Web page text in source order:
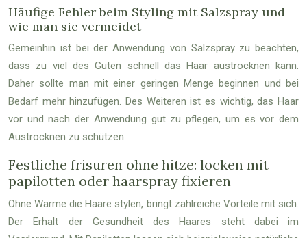
Häufige Fehler beim Styling mit Salzspray und
wie man sie vermeidet
Gemeinhin ist bei der Anwendung von Salzspray zu beachten,
dass zu viel des Guten schnell das Haar austrocknen kann.
Daher sollte man mit einer geringen Menge beginnen und bei
Bedarf mehr hinzufügen. Des Weiteren ist es wichtig, das Haar
vor und nach der Anwendung gut zu pflegen, um es vor dem
Austrocknen zu schützen.
Festliche frisuren ohne hitze: locken mit
papilotten oder haarspray fixieren
Ohne Wärme die Haare stylen, bringt zahlreiche Vorteile mit sich.
Der Erhalt der Gesundheit des Haares steht dabei im